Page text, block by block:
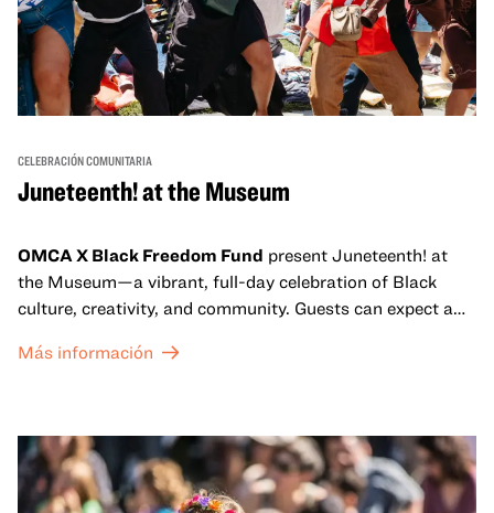
CELEBRACIÓN COMUNITARIA
Juneteenth! at the Museum
OMCA X Black Freedom Fund present Juneteenth! at
the Museum—a vibrant, full-day celebration of Black
culture, creativity, and community. Guests can expect a
sets from boundary-pushing artists, delicious offerings
move, make, and connect in celebration of Black culture.
Más información